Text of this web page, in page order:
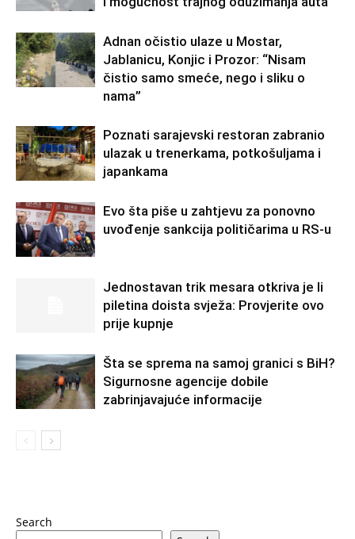
Adnan očistio ulaze u Mostar,
Jablanicu, Konjic i Prozor: “Nisam
čistio samo smeće, nego i sliku o
nama”
Poznati sarajevski restoran zabranio
ulazak u trenerkama, potkošuljama i
japankama
Evo šta piše u zahtjevu za ponovno
uvođenje sankcija političarima u RS-u
Jednostavan trik mesara otkriva je li
piletina doista svježa: Provjerite ovo
prije kupnje
Šta se sprema na samoj granici s BiH?
Sigurnosne agencije dobile
zabrinjavajuće informacije
Search